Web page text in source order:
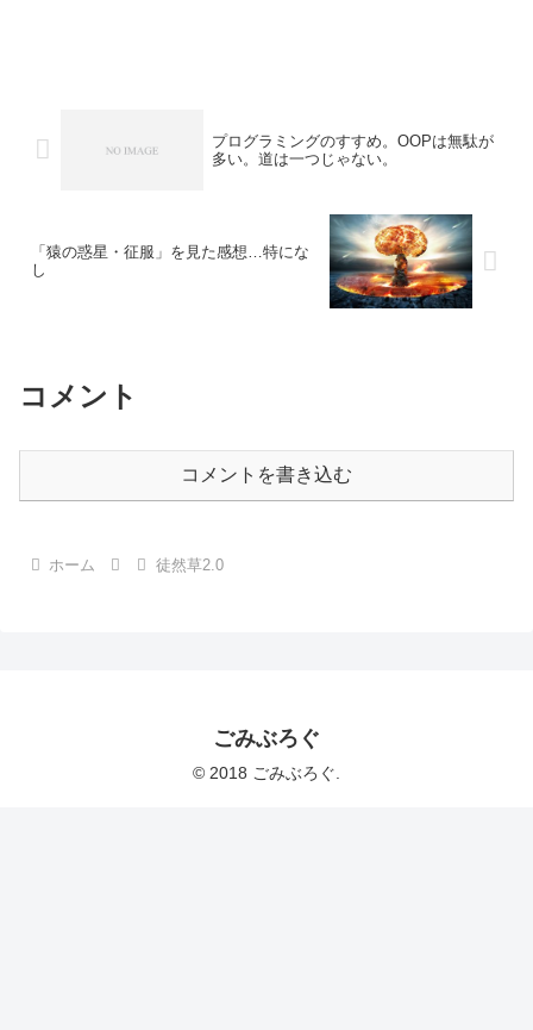
プログラミングのすすめ。OOPは無駄が
多い。道は一つじゃない。
「猿の惑星・征服」を見た感想…特にな
し
コメント
コメントを書き込む
ホーム 徒然草2.0
ごみぶろぐ
© 2018 ごみぶろぐ.